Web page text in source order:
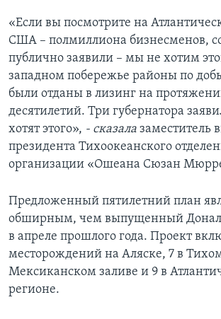
«Если вы посмотрите на
США – полмиллиона бизнесменов,
публично заявили – мы не хотим
западном побережье районы по
были отданы в лизинг на
десятилетий. Три губернатора
хотят этого», - сказала заместитель
президента Тихоокеанского
организации «Ошеана Сюзан
Предложенный пятилетний план
обширным, чем выпущенный
в апреле прошлого года. Проект
месторождений на Аляске, 7 в
Мексиканском заливе и 9 в
регионе.